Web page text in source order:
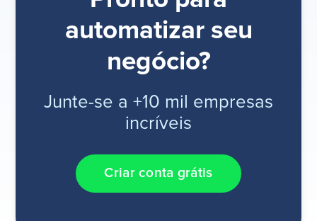
automatizar seu
negócio?
Junte-se a +10 mil empresas
incríveis
Criar conta grátis